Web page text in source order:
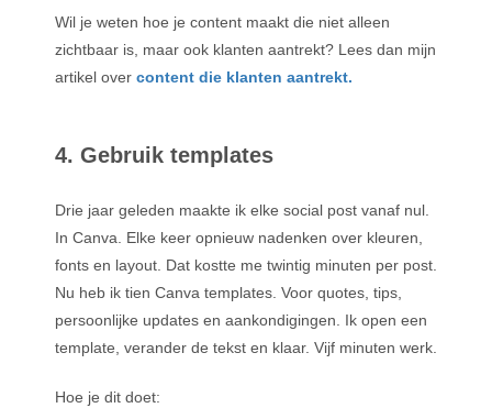
Wil je weten hoe je content maakt die niet alleen
zichtbaar is, maar ook klanten aantrekt? Lees dan mijn
artikel over content die klanten aantrekt.
4. Gebruik templates
Drie jaar geleden maakte ik elke social post vanaf nul.
In Canva. Elke keer opnieuw nadenken over kleuren,
fonts en layout. Dat kostte me twintig minuten per post.
Nu heb ik tien Canva templates. Voor quotes, tips,
persoonlijke updates en aankondigingen. Ik open een
template, verander de tekst en klaar. Vijf minuten werk.
Hoe je dit doet: